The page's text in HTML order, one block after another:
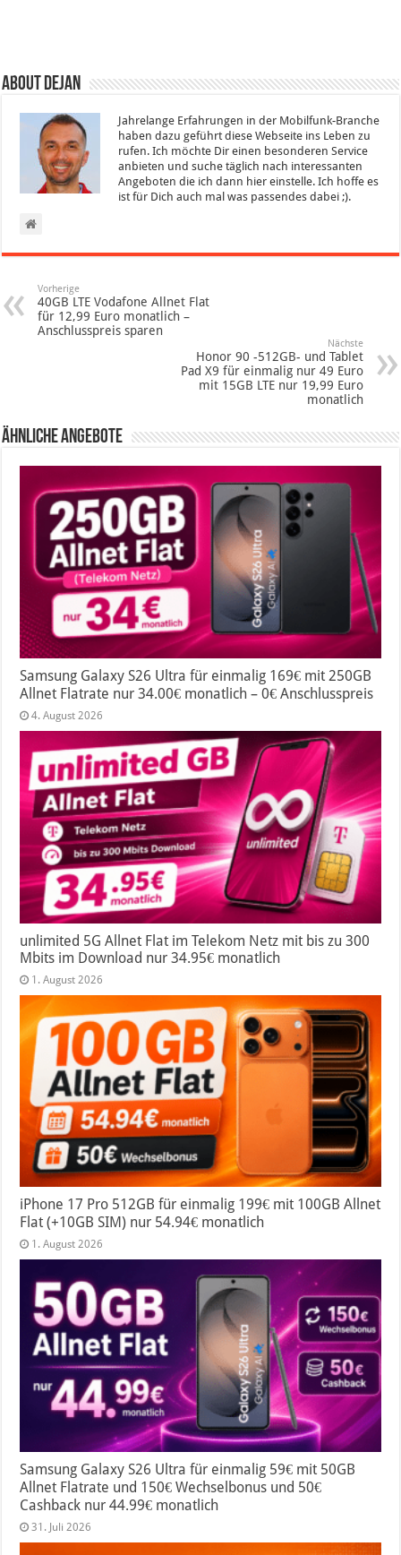
About Dejan
Jahrelange Erfahrungen in der Mobilfunk-Branche
haben dazu geführt diese Webseite ins Leben zu
rufen. Ich möchte Dir einen besonderen Service
anbieten und suche täglich nach interessanten
Angeboten die ich dann hier einstelle. Ich hoffe es
ist für Dich auch mal was passendes dabei ;).
Vorherige
40GB LTE Vodafone Allnet Flat
für 12,99 Euro monatlich –
Anschlusspreis sparen
Nächste
Honor 90 -512GB- und Tablet
Pad X9 für einmalig nur 49 Euro
mit 15GB LTE nur 19,99 Euro
monatlich
Ähnliche Angebote
Samsung Galaxy S26 Ultra für einmalig 169€ mit 250GB
Allnet Flatrate nur 34.00€ monatlich – 0€ Anschlusspreis
4. August 2026
unlimited 5G Allnet Flat im Telekom Netz mit bis zu 300
Mbits im Download nur 34.95€ monatlich
1. August 2026
iPhone 17 Pro 512GB für einmalig 199€ mit 100GB Allnet
Flat (+10GB SIM) nur 54.94€ monatlich
1. August 2026
Samsung Galaxy S26 Ultra für einmalig 59€ mit 50GB
Allnet Flatrate und 150€ Wechselbonus und 50€
Cashback nur 44.99€ monatlich
31. Juli 2026